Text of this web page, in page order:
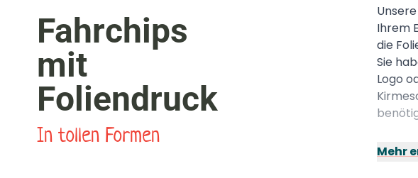
Fahrchips
mit
Foliendruck
In tollen Formen
Ihrem
die
Sie
Logo
Mehr